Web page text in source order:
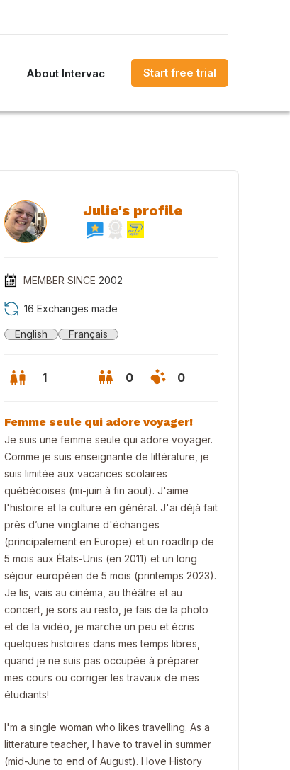
About Intervac Start free trial
Julie's profile
MEMBER SINCE 2002
16 Exchanges made
English Français
1 0 0
Femme seule qui adore voyager!
Je suis une femme seule qui adore voyager.
Comme je suis enseignante de littérature, je
suis limitée aux vacances scolaires
québécoises (mi-juin à fin aout). J'aime
l'histoire et la culture en général. J'ai déjà fait
près d’une vingtaine d'échanges
(principalement en Europe) et un roadtrip de
5 mois aux États-Unis (en 2011) et un long
séjour européen de 5 mois (printemps 2023).
Je lis, vais au cinéma, au théâtre et au
concert, je sors au resto, je fais de la photo
et de la vidéo, je marche un peu et écris
quelques histoires dans mes temps libres,
quand je ne suis pas occupée à préparer
mes cours ou corriger les travaux de mes
étudiants!
I'm a single woman who likes travelling. As a
litterature teacher, I have to travel in summer
(mid-June to end of August). I love History